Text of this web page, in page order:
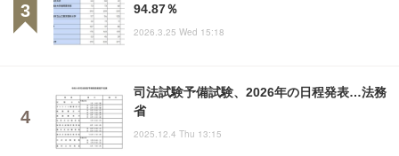
94.87％
2026.3.25 Wed 15:18
司法試験予備試験、2026年の日程発表…法務
省
2025.12.4 Thu 13:15